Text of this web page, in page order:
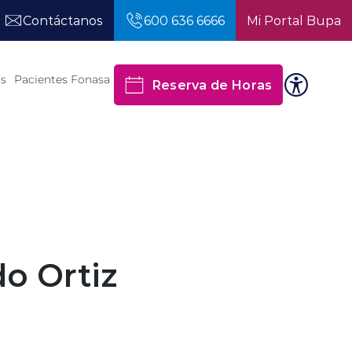
Contáctanos
600 636 6666 Mi Portal Bupa
Pacientes Fonasa Reserva de Horas
Ortiz